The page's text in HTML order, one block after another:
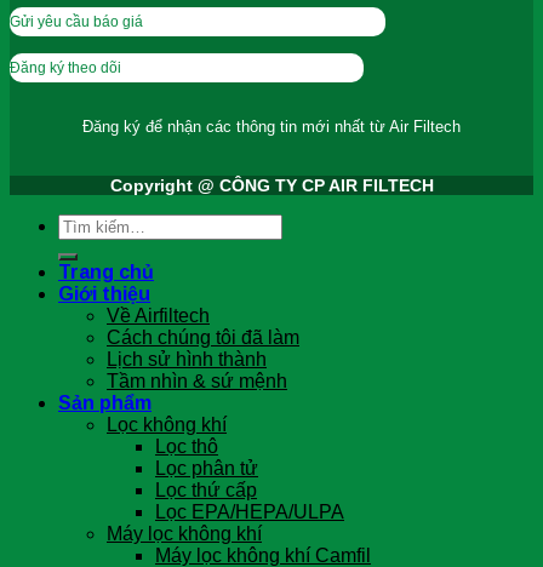
Gửi yêu cầu báo giá
Đăng ký theo dõi
Đăng ký để nhận các thông tin mới nhất từ Air Filtech
Copyright @ CÔNG TY CP AIR FILTECH
Tìm
kiếm:
Trang chủ
Giới thiệu
Về Airfiltech
Cách chúng tôi đã làm
Lịch sử hình thành
Tầm nhìn & sứ mệnh
Sản phẩm
Lọc không khí
Lọc thô
Lọc phân tử
Lọc thứ cấp
Lọc EPA/HEPA/ULPA
Máy lọc không khí
Máy lọc không khí Camfil